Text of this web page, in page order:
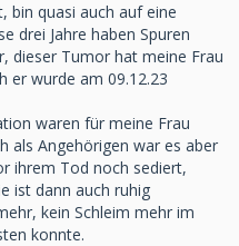
bin quasi auch auf eine
drei Jahre haben Spuren
dieser Tumor hat meine Frau
er wurde am 09.12.23
waren für meine Frau
als Angehörigen war es aber
ihrem Tod noch sediert,
ist dann auch ruhig
kein Schleim mehr im
konnte.